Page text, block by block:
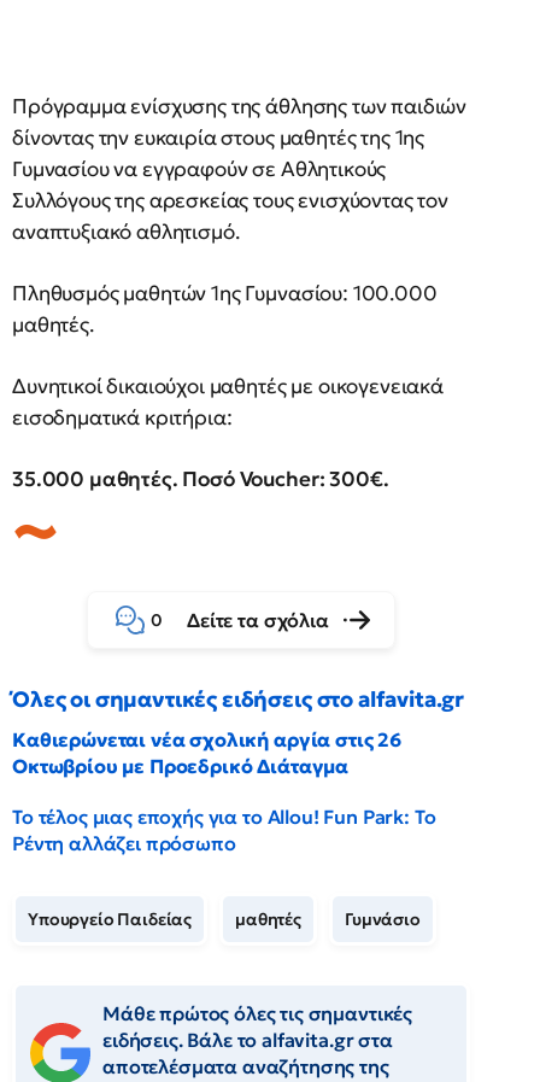
Πρόγραμμα ενίσχυσης της άθλησης των παιδιών
δίνοντας την ευκαιρία στους μαθητές της 1ης
Γυμνασίου να εγγραφούν σε Αθλητικούς
Συλλόγους της αρεσκείας τους ενισχύοντας τον
αναπτυξιακό αθλητισμό.
Πληθυσμός μαθητών 1ης Γυμνασίου: 100.000
μαθητές.
Δυνητικοί δικαιούχοι μαθητές με οικογενειακά
εισοδηματικά κριτήρια:
35.000 μαθητές. Ποσό Voucher: 300€.
0 Δείτε τα σχόλια
Όλες οι σημαντικές ειδήσεις στο alfavita.gr
Καθιερώνεται νέα σχολική αργία στις 26
Οκτωβρίου με Προεδρικό Διάταγμα
Το τέλος μιας εποχής για το Allou! Fun Park: Το
Ρέντη αλλάζει πρόσωπο
Υπουργείο Παιδείας μαθητές Γυμνάσιο
Μάθε πρώτος όλες τις σημαντικές
ειδήσεις. Βάλε το alfavita.gr στα
αποτελέσματα αναζήτησης της